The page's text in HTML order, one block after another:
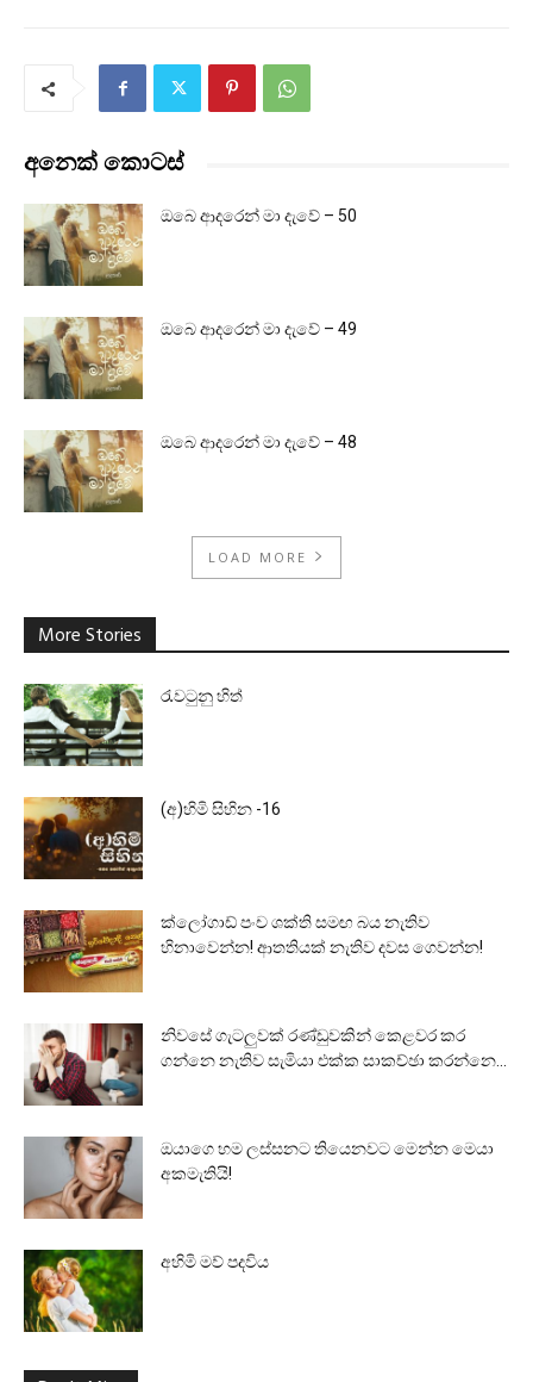
අනෙක් කොටස්
ඔබෙ ආදරෙන් මා දැවේ – 50
ඔබෙ ආදරෙන් මා දැවේ – 49
ඔබෙ ආදරෙන් මා දැවේ – 48
LOAD MORE
More Stories
රැවටුනු හිත්
(අ)හිමි සිහින -16
ක්ලෝගාඩ් පංච ශක්ති සමඟ බය නැතිව
හිනාවෙන්න! ආතතියක් නැතිව දවස ගෙවන්න!
නිවසේ ගැටලුවක් රණ්ඩුවකින් කෙළවර කර
ගන්නෙ නැතිව සැමියා එක්ක සාකච්ඡා කරන්නෙ...
ඔයාගෙ හම ලස්සනට තියෙනවට මෙන්න මෙයා
අකමැතියි!
අහිමි මව් පදවිය